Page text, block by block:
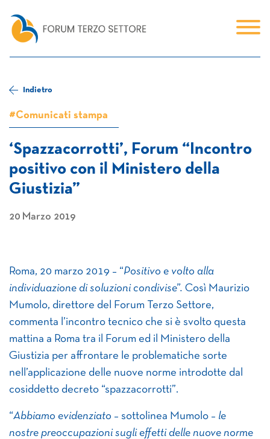
Indietro
#Comunicati stampa
‘Spazzacorrotti’, Forum “Incontro
positivo con il Ministero della
Giustizia”
20 Marzo 2019
Roma, 20 marzo 2019 – “Positivo e volto alla
individuazione di soluzioni condivise”. Così Maurizio
Mumolo, direttore del Forum Terzo Settore,
commenta l’incontro tecnico che si è svolto questa
mattina a Roma tra il Forum ed il Ministero della
Giustizia per affrontare le problematiche sorte
nell’applicazione delle nuove norme introdotte dal
cosiddetto decreto “spazzacorrotti”.
“Abbiamo evidenziato – sottolinea Mumolo – le
nostre preoccupazioni sugli effetti delle nuove norme